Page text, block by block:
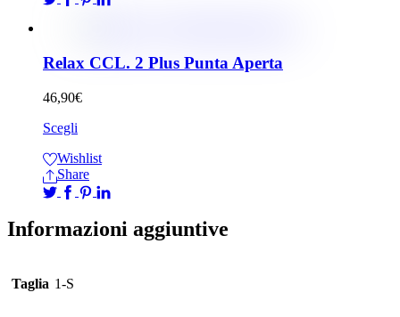
Relax CCL. 2 Plus Punta Aperta
46,90€
Scegli
Wishlist
Share
Informazioni aggiuntive
Taglia 1-S